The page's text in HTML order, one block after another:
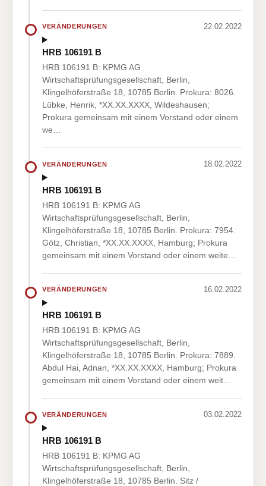
VERÄNDERUNGEN 22.02.2022
HRB 106191 B
HRB 106191 B: KPMG AG
Wirtschaftsprüfungsgesellschaft, Berlin,
Klingelhöferstraße 18, 10785 Berlin. Prokura: 8026.
Lübke, Henrik, *XX.XX.XXXX, Wildeshausen;
Prokura gemeinsam mit einem Vorstand oder einem
we…
VERÄNDERUNGEN 18.02.2022
HRB 106191 B
HRB 106191 B: KPMG AG
Wirtschaftsprüfungsgesellschaft, Berlin,
Klingelhöferstraße 18, 10785 Berlin. Prokura: 7954.
Götz, Christian, *XX.XX.XXXX, Hamburg; Prokura
gemeinsam mit einem Vorstand oder einem weite…
VERÄNDERUNGEN 16.02.2022
HRB 106191 B
HRB 106191 B: KPMG AG
Wirtschaftsprüfungsgesellschaft, Berlin,
Klingelhöferstraße 18, 10785 Berlin. Prokura: 7889.
Abdul Hai, Adnan, *XX.XX.XXXX, Hamburg; Prokura
gemeinsam mit einem Vorstand oder einem weit…
VERÄNDERUNGEN 03.02.2022
HRB 106191 B
HRB 106191 B: KPMG AG
Wirtschaftsprüfungsgesellschaft, Berlin,
Klingelhöferstraße 18, 10785 Berlin. Sitz /